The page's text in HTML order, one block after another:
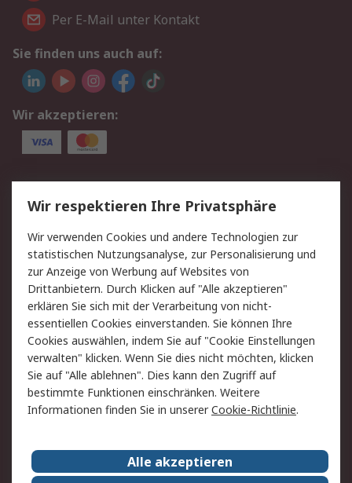
Per E-Mail unter Kontakt
Sie finden uns auch auf:
Wir akzeptieren:
Service
Value Added Services
Lieferlösungen
Rücksendung/Entsorgung Kontakt
Hilfe
Rechtliches
RS Verkaufs- und
Lieferbedingungen
Datenschutz
Cookie-Richtlinie
Zahlungsbedingungen
Impressum
Webseite Konditionen
RS weltweit
Wir respektieren Ihre Privatsphäre
Wir verwenden Cookies und andere Technologien zur
statistischen Nutzungsanalyse, zur Personalisierung und
zur Anzeige von Werbung auf Websites von
Drittanbietern. Durch Klicken auf "Alle akzeptieren"
erklären Sie sich mit der Verarbeitung von nicht-
essentiellen Cookies einverstanden. Sie können Ihre
Cookies auswählen, indem Sie auf "Cookie Einstellungen
verwalten" klicken. Wenn Sie dies nicht möchten, klicken
Sie auf "Alle ablehnen". Dies kann den Zugriff auf
bestimmte Funktionen einschränken. Weitere
Informationen finden Sie in unsererCookie-Richtlinie.
Alle akzeptieren